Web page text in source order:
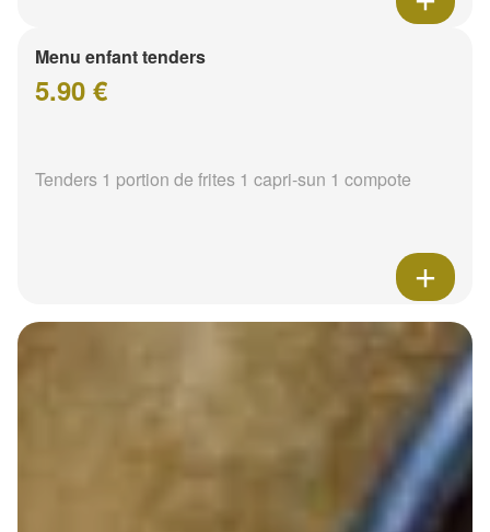
Menu enfant tenders
5.90 €
Tenders 1 portion de frites 1 capri-sun 1 compote